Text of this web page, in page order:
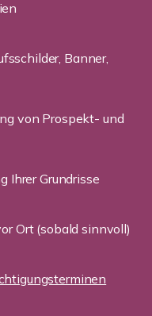
Banner,
von Prospekt- und
Ihrer Grundrisse
Ort (sobald sinnvoll)